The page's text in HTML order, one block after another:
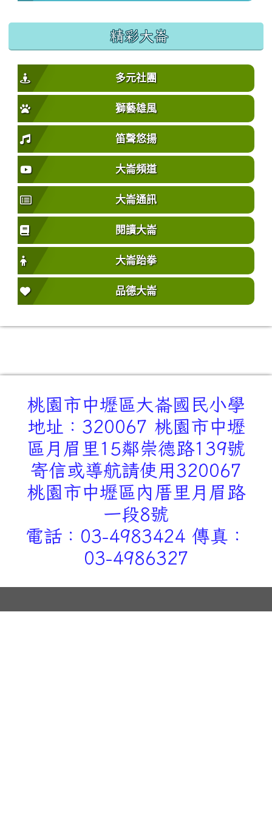
精彩大崙
多元社團
獅藝雄風
笛聲悠揚
大崙頻道
大崙通訊
閱讀大崙
大崙跆拳
品德大崙
桃園市中壢區大崙國民小學
地址：320067 桃園市中壢
區月眉里15鄰崇德路139號
寄信或導航請使用320067
桃園市中壢區內厝里月眉路
一段8號
電話：03-4983424 傳真：
03-4986327